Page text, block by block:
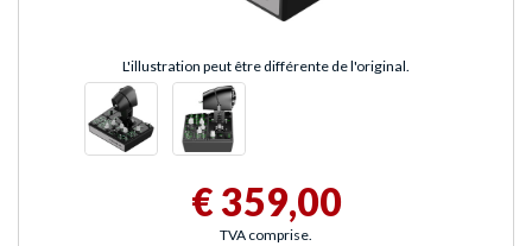
L'illustration peut être différente de l'original.
€ 359,00
TVA comprise.